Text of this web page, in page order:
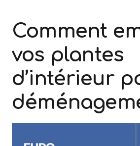
Comment
vos plantes
d’intérieur